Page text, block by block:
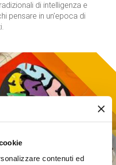
contenuti ed
di intelligenza e
pensare in un'epoca di